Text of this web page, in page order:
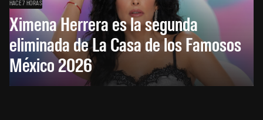
HACE 7 HORAS
Ximena Herrera es la segunda
eliminada de La Casa de los Famosos
México 2026